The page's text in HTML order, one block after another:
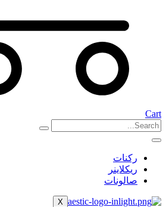
Cart
ركنات
ريكلاينر
صالونات
X